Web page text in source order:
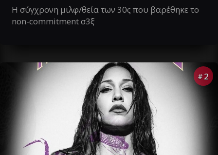
Η σύγχρονη μιλφ/θεία των 30ς που βαρέθηκε το
non-commitment σ3ξ
# 2